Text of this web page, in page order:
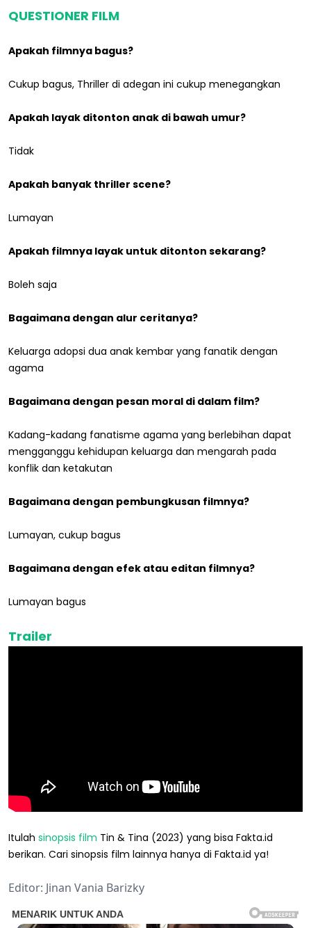
QUESTIONER FILM
Apakah filmnya bagus?
Cukup bagus, Thriller di adegan ini cukup menegangkan
Apakah layak ditonton anak di bawah umur?
Tidak
Apakah banyak thriller scene?
Lumayan
Apakah filmnya layak untuk ditonton sekarang?
Boleh saja
Bagaimana dengan alur ceritanya?
Keluarga adopsi dua anak kembar yang fanatik dengan
agama
Bagaimana dengan pesan moral di dalam film?
Kadang-kadang fanatisme agama yang berlebihan dapat
mengganggu kehidupan keluarga dan mengarah pada
konflik dan ketakutan
Bagaimana dengan pembungkusan filmnya?
Lumayan, cukup bagus
Bagaimana dengan efek atau editan filmnya?
Lumayan bagus
Trailer
Itulah sinopsis film Tin & Tina (2023) yang bisa Fakta.id
berikan. Cari sinopsis film lainnya hanya di Fakta.id ya!
Editor: Jinan Vania Barizky